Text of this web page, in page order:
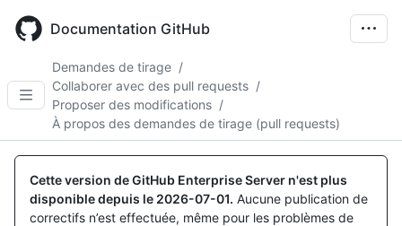
main
Documentation GitHub
Demandes de tirage /
Collaborer avec des pull requests /
Proposer des modifications /
À propos des demandes de tirage (pull requests)
Cette version de GitHub Enterprise Server n'est plus
disponible depuis le 2026-07-01. Aucune publication de
correctifs n’est effectuée, même pour les problèmes de